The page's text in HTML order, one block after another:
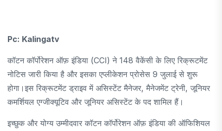
Pc: Kalingatv
कॉटन कॉर्पोरेशन ऑफ़ इंडिया (CCI) ने 148 वैकेंसी के लिए रिक्रूटमेंट
नोटिस जारी किया है और इसका एप्लीकेशन प्रोसेस 9 जुलाई से शुरू
होगा।इस रिक्रूटमेंट ड्राइव में असिस्टेंट मैनेजर, मैनेजमेंट ट्रेनी, जूनियर
कमर्शियल एग्जीक्यूटिव और जूनियर असिस्टेंट के पद शामिल हैं।
इच्छुक और योग्य उम्मीदवार कॉटन कॉर्पोरेशन ऑफ़ इंडिया की ऑफिशियल